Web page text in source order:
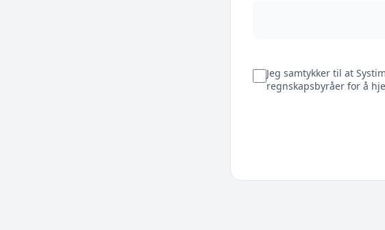
Jeg samtykker til at
regnskapsbyråer for å